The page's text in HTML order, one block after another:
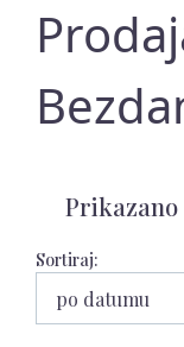
Sortiraj:
po datumu